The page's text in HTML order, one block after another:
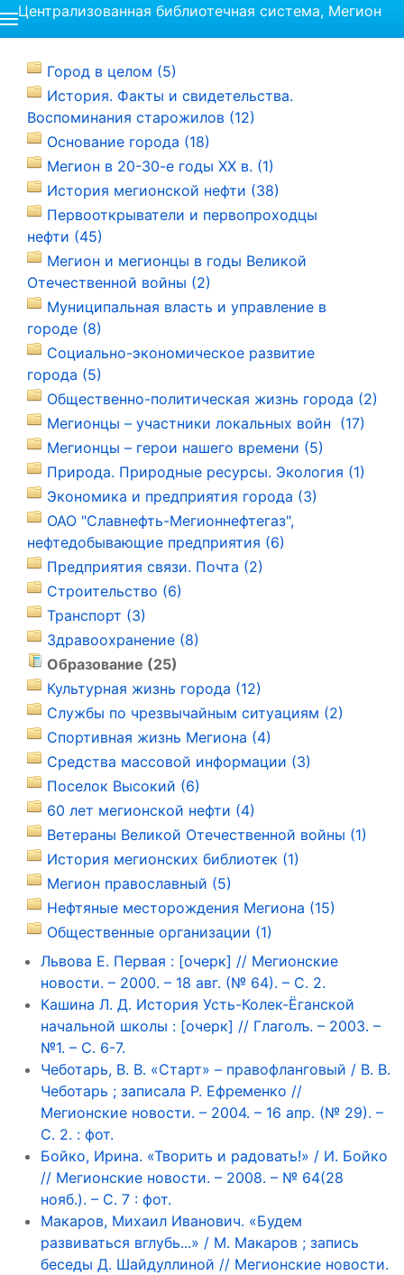
Централизованная библиотечная система, Мегион
Город в целом (5)
История. Факты и свидетельства.
Воспоминания старожилов (12)
Основание города (18)
Мегион в 20-30-е годы ХХ в. (1)
История мегионской нефти (38)
Первооткрыватели и первопроходцы
нефти (45)
Мегион и мегионцы в годы Великой
Отечественной войны (2)
Муниципальная власть и управление в
городе (8)
Социально-экономическое развитие
города (5)
Общественно-политическая жизнь города (2)
Мегионцы – участники локальных войн (17)
Мегионцы – герои нашего времени (5)
Природа. Природные ресурсы. Экология (1)
Экономика и предприятия города (3)
ОАО "Славнефть-Мегионнефтегаз",
нефтедобывающие предприятия (6)
Предприятия связи. Почта (2)
Строительство (6)
Транспорт (3)
Здравоохранение (8)
Образование (25)
Культурная жизнь города (12)
Службы по чрезвычайным ситуациям (2)
Спортивная жизнь Мегиона (4)
Средства массовой информации (3)
Поселок Высокий (6)
60 лет мегионской нефти (4)
Ветераны Великой Отечественной войны (1)
История мегионских библиотек (1)
Мегион православный (5)
Нефтяные месторождения Мегиона (15)
Общественные организации (1)
Львова Е. Первая : [очерк] // Мегионские
новости. – 2000. – 18 авг. (№ 64). – С. 2.
Кашина Л. Д. История Усть-Колек-Ёганской
начальной школы : [очерк] // Глаголъ. – 2003. –
№1. – С. 6-7.
Чеботарь, В. В. «Старт» – правофланговый / В. В.
Чеботарь ; записала Р. Ефременко //
Мегионские новости. – 2004. – 16 апр. (№ 29). –
С. 2. : фот.
Бойко, Ирина. «Творить и радовать!» / И. Бойко
// Мегионские новости. – 2008. – № 64(28
нояб.). – С. 7 : фот.
Макаров, Михаил Иванович. «Будем
развиваться вглубь...» / М. Макаров ; запись
беседы Д. Шайдуллиной // Мегионские новости.